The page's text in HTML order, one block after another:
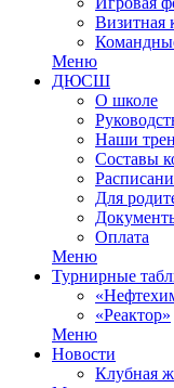
Визитная
Меню
ДЮСШ
О школе
Наши
Составы
Для
Оплата
Меню
Турнирные
«Реактор»
Меню
Новости
Клубная